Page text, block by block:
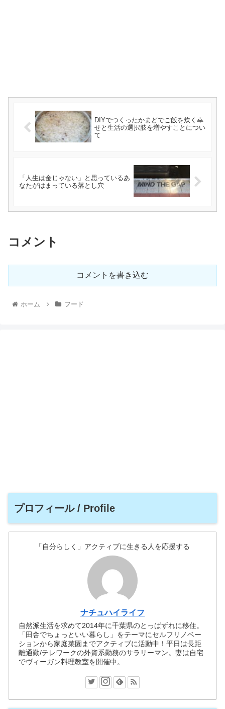
DIYでつくったかまどでご飯を炊く幸
せと生活の選択肢を増やすことについ
て
「人生は金じゃない」と思っているあ
なたがはまっている落とし穴
コメント
コメントを書き込む
ホーム フード
プロフィール / Profile
「自分らしく」アクティブに生きる人を応援する
ナチュハイライフ
自然派生活を求めて2014年に千葉県のとっぱずれに移住。
「田舎でちょっといい暮らし」をテーマにセルフリノベー
ションから家庭菜園までアクティブに活動中！平日は長距
離通勤/テレワークの外資系勤務のサラリーマン。妻は自宅
でヴィーガン料理教室を開催中。